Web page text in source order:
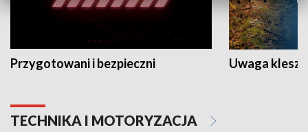
Przygotowani i bezpieczni Uwaga
TECHNIKA I MOTORYZACJA